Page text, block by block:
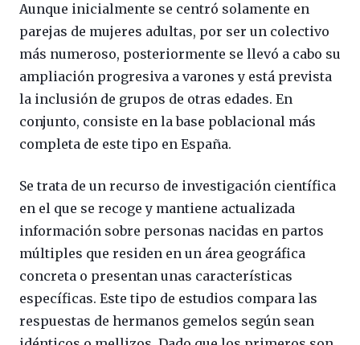
Aunque inicialmente se centró solamente en
parejas de mujeres adultas, por ser un colectivo
más numeroso, posteriormente se llevó a cabo su
ampliación progresiva a varones y está prevista
la inclusión de grupos de otras edades. En
conjunto, consiste en la base poblacional más
completa de este tipo en España.
Se trata de un recurso de investigación científica
en el que se recoge y mantiene actualizada
información sobre personas nacidas en partos
múltiples que residen en un área geográfica
concreta o presentan unas características
específicas. Este tipo de estudios compara las
respuestas de hermanos gemelos según sean